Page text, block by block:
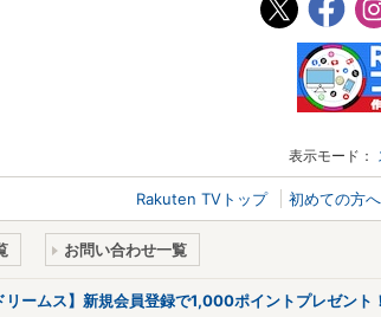
表示モード：
Rakuten TVトップ 初めての方へ
お問い合わせ一覧
リームス】新規会員登録で1,000ポイントプレゼント！